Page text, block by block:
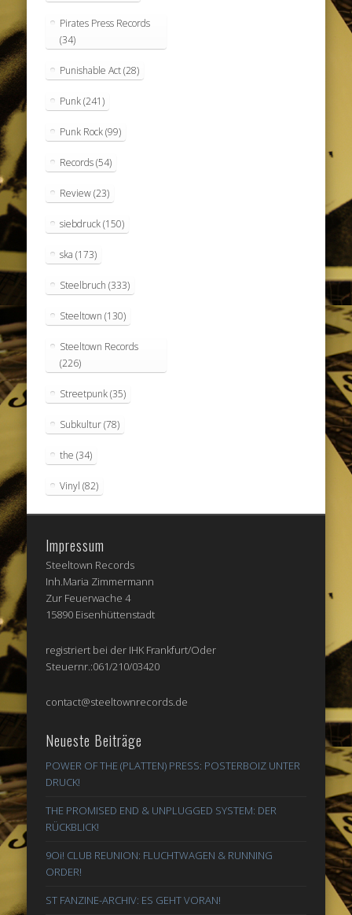
Pirates Press Records
(34)
Punishable Act(28)
Punk(241)
Punk Rock(99)
Records(54)
Review(23)
siebdruck(150)
ska (173)
Steelbruch (333)
Steeltown (130)
Steeltown Records
(226)
Streetpunk(35)
Subkultur(78)
the (34)
Vinyl (82)
Impressum
Steeltown Records
Inh.Maria Zimmermann
Zur Feuerwache 4
15890 Eisenhüttenstadt
registriert bei der IHK Frankfurt/Oder
Steuernr.:061/210/03420
contact@steeltownrecords.de
Neueste Beiträge
POWER OF THE (PLATTEN) PRESS: POSTERBOIZ UNTER
DRUCK!
THE PROMISED END & UNPLUGGED SYSTEM: DER
RÜCKBLICK!
9Oi! CLUB REUNION: FLUCHTWAGEN & RUNNING
ORDER!
ST FANZINE-ARCHIV: ES GEHT VORAN!